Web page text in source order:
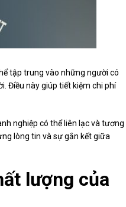
tập trung vào những người có
Điều này giúp tiết kiệm chi phí
nghiệp có thể liên lạc và tương
lòng tin và sự gắn kết giữa
lượng của